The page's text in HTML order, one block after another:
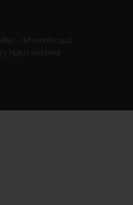
- All intellectual
rights reserved